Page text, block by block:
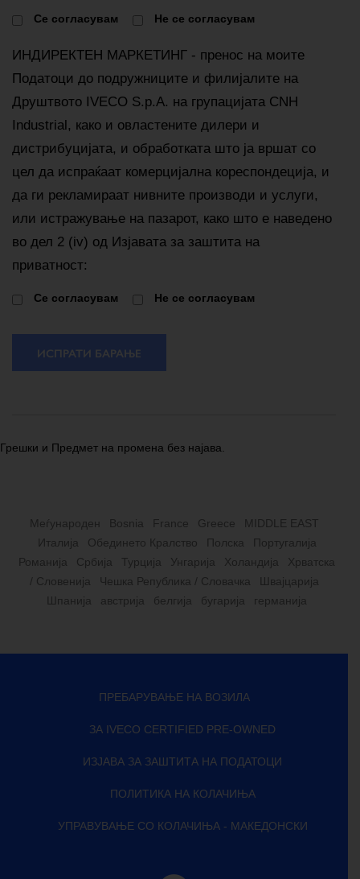
Cе согласувам Не се согласувам
ИНДИРЕКТЕН МАРКЕТИНГ - пренос на моите
Податоци до подружниците и филијалите на
Друштвото IVECO S.p.A. на групацијата CNH
Industrial, како и овластените дилери и
дистрибуцијата, и обработката што ја вршат со
цел да испраќаат комерцијална кореспондеција, и
да ги рекламираат нивните производи и услуги,
или истражување на пазарот, како што е наведено
во дел 2 (iv) од Изјавата за заштита на
приватност:
Cе согласувам Не се согласувам
ИСПРАТИ БАРАЊЕ
Грешки и Предмет на промена без најава.
Меѓународен Bosnia France Greece
MIDDLE EAST
Италија
Обединето Кралство Полска
Португалија
Романија
Србија Турција Унгарија Холандија
Хрватска
/ Словенија
Чешка Република / Словачка
Швајцарија
Шпанија
австрија белгија бугарија германија
ПРЕБАРУВАЊЕ НА ВОЗИЛА
ЗА IVECO CERTIFIED PRE-OWNED
ИЗЈАВА ЗА ЗАШТИТА НА ПОДАТОЦИ
ПОЛИТИКА НА КОЛАЧИЊА
УПРАВУВАЊЕ СО КОЛАЧИЊА - МАКЕДОНСКИ